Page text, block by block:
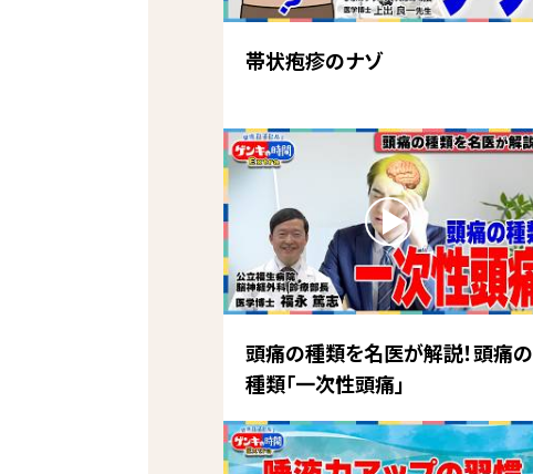
帯状疱疹のナゾ
頭痛の種類を名医が解説！頭痛の
種類「一次性頭痛」